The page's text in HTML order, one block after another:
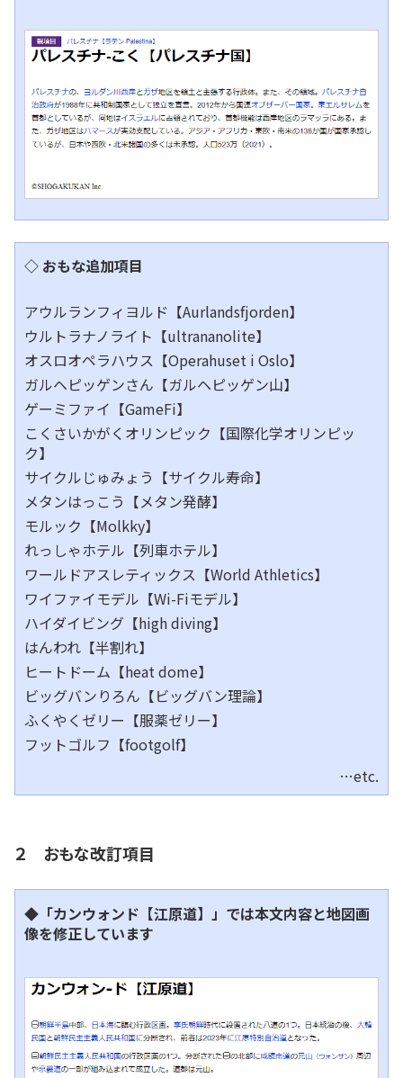
◇ おもな追加項目
アウルランフィヨルド【Aurlandsfjorden】
ウルトラナノライト【ultrananolite】
オスロオペラハウス【Operahuset i Oslo】
ガルヘピッゲンさん【ガルヘピッゲン山】
ゲーミファイ【GameFi】
こくさいかがくオリンピック【国際化学オリンピッ
ク】
サイクルじゅみょう【サイクル寿命】
メタンはっこう【メタン発酵】
モルック【Molkky】
れっしゃホテル【列車ホテル】
ワールドアスレティックス【World Athletics】
ワイファイモデル【Wi-Fiモデル】
ハイダイビング【high diving】
はんわれ【半割れ】
ヒートドーム【heat dome】
ビッグバンりろん【ビッグバン理論】
ふくやくゼリー【服薬ゼリー】
フットゴルフ【footgolf】
…etc.
２ おもな改訂項目
◆「カンウォンド【江原道】」では本文内容と地図画
像を修正しています